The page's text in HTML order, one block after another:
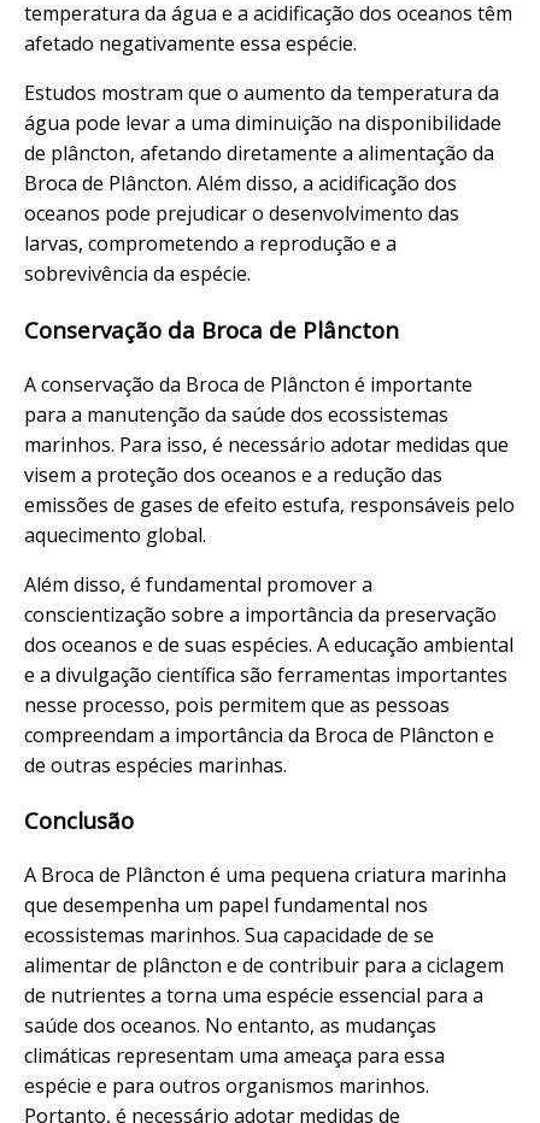
temperatura da água e a acidificação dos oceanos têm
afetado negativamente essa espécie.
Estudos mostram que o aumento da temperatura da
água pode levar a uma diminuição na disponibilidade
de plâncton, afetando diretamente a alimentação da
Broca de Plâncton. Além disso, a acidificação dos
oceanos pode prejudicar o desenvolvimento das
larvas, comprometendo a reprodução e a
sobrevivência da espécie.
Conservação da Broca de Plâncton
A conservação da Broca de Plâncton é importante
para a manutenção da saúde dos ecossistemas
marinhos. Para isso, é necessário adotar medidas que
visem a proteção dos oceanos e a redução das
emissões de gases de efeito estufa, responsáveis pelo
aquecimento global.
Além disso, é fundamental promover a
conscientização sobre a importância da preservação
dos oceanos e de suas espécies. A educação ambiental
e a divulgação científica são ferramentas importantes
nesse processo, pois permitem que as pessoas
compreendam a importância da Broca de Plâncton e
de outras espécies marinhas.
Conclusão
A Broca de Plâncton é uma pequena criatura marinha
que desempenha um papel fundamental nos
ecossistemas marinhos. Sua capacidade de se
alimentar de plâncton e de contribuir para a ciclagem
de nutrientes a torna uma espécie essencial para a
saúde dos oceanos. No entanto, as mudanças
climáticas representam uma ameaça para essa
espécie e para outros organismos marinhos.
Portanto, é necessário adotar medidas de